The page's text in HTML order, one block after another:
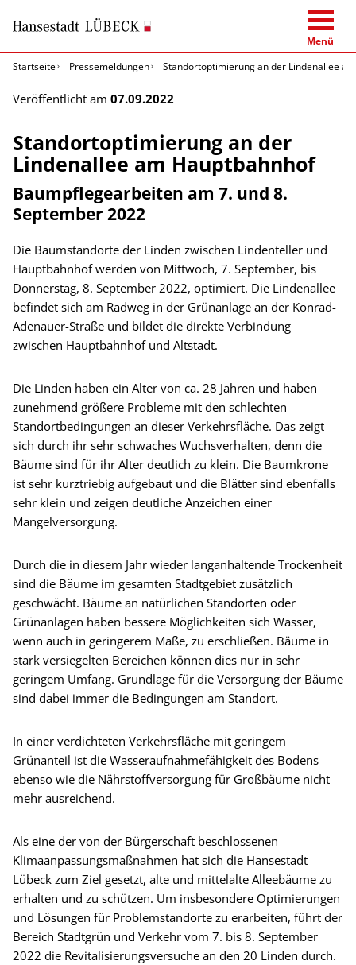
Menü
Startseite
Pressemeldungen Standortoptimierung an der Lindenallee
Veröffentlicht am 07.09.2022
Standortoptimierung an der
Lindenallee am Hauptbahnhof
Baumpflegearbeiten am 7. und 8.
September 2022
Die Baumstandorte der Linden zwischen Lindenteller und
Hauptbahnhof werden von Mittwoch, 7. September, bis
Donnerstag, 8. September 2022, optimiert. Die Lindenallee
befindet sich am Radweg in der Grünanlage an der Konrad-
Adenauer-Straße und bildet die direkte Verbindung
zwischen Hauptbahnhof und Altstadt.
Die Linden haben ein Alter von ca. 28 Jahren und haben
zunehmend größere Probleme mit den schlechten
Standortbedingungen an dieser Verkehrsfläche. Das zeigt
sich durch ihr sehr schwaches Wuchsverhalten, denn die
Bäume sind für ihr Alter deutlich zu klein. Die Baumkrone
ist sehr kurztriebig aufgebaut und die Blätter sind ebenfalls
sehr klein und zeigen deutliche Anzeichen einer
Mangelversorgung.
Durch die in diesem Jahr wieder langanhaltende Trockenheit
sind die Bäume im gesamten Stadtgebiet zusätzlich
geschwächt. Bäume an natürlichen Standorten oder
Grünanlagen haben bessere Möglichkeiten sich Wasser,
wenn auch in geringerem Maße, zu erschließen. Bäume in
stark versiegelten Bereichen können dies nur in sehr
geringem Umfang. Grundlage für die Versorgung der Bäume
sind dabei immer die Bedingungen am Standort.
In einer verdichteten Verkehrsfläche mit geringem
Grünanteil ist die Wasseraufnahmefähigkeit des Bodens
ebenso wie die Nährstoffversorgung für Großbäume nicht
mehr ausreichend.
Als eine der von der Bürgerschaft beschlossenen
Klimaanpassungsmaßnahmen hat sich die Hansestadt
Lübeck zum Ziel gesetzt, alte und mittelalte Alleebäume zu
erhalten und zu schützen. Um insbesondere Optimierungen
und Lösungen für Problemstandorte zu erarbeiten, führt der
Bereich Stadtgrün und Verkehr vom 7. bis 8. September
2022 die Revitalisierungsversuche an den 20 Linden durch.